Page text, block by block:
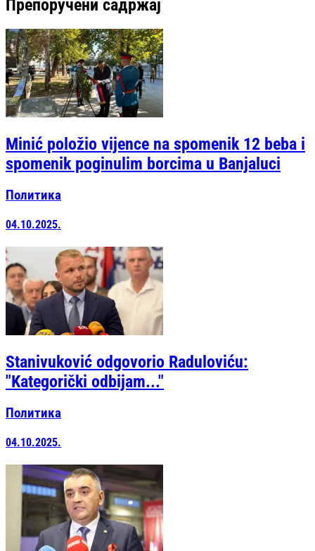
Препоручени садржај
Minić položio vijence na spomenik 12 beba i
spomenik poginulim borcima u Banjaluci
Политика
04.10.2025.
Stanivuković odgovorio Raduloviću:
"Kategorički odbijam..."
Политика
04.10.2025.